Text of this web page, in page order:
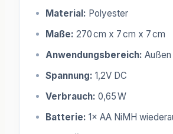
Material: Polyester
Maße: 270 cm x 7 cm x 7 cm
Anwendungsbereich:
Spannung: 1,2V DC
Verbrauch: 0,65 W
Batterie: 1× AA NiMH